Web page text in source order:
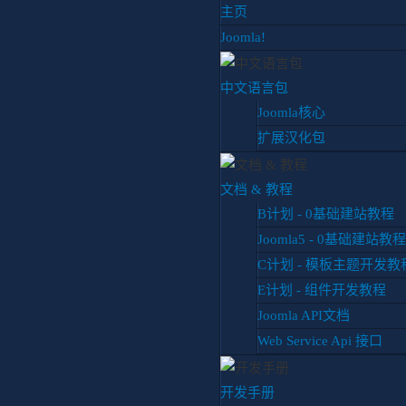
主页
Joomla!
中文语言包
Joomla核心
扩展汉化包
文档 & 教程
B计划 - 0基础建站教程
Joomla5 - 0基础建站教程
C计划 - 模板主题开发教
E计划 - 组件开发教程
Joomla API文档
Web Service Api 接口
开发手册
扩展推荐 BuaXua Floating for
BuaXua Floating for